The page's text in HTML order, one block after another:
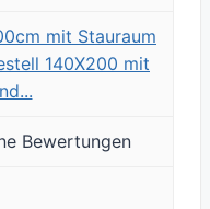
mit Stauraum
140X200 mit
Bewertungen